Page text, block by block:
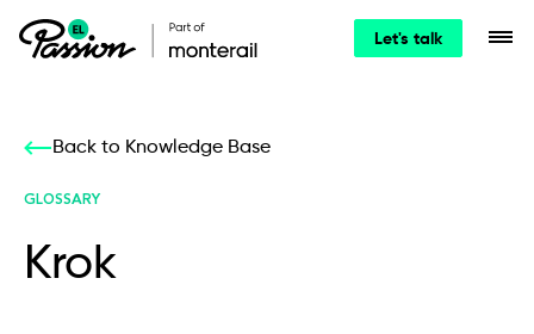
Let's talk
Back to Knowledge Base
GLOSSARY
Krok